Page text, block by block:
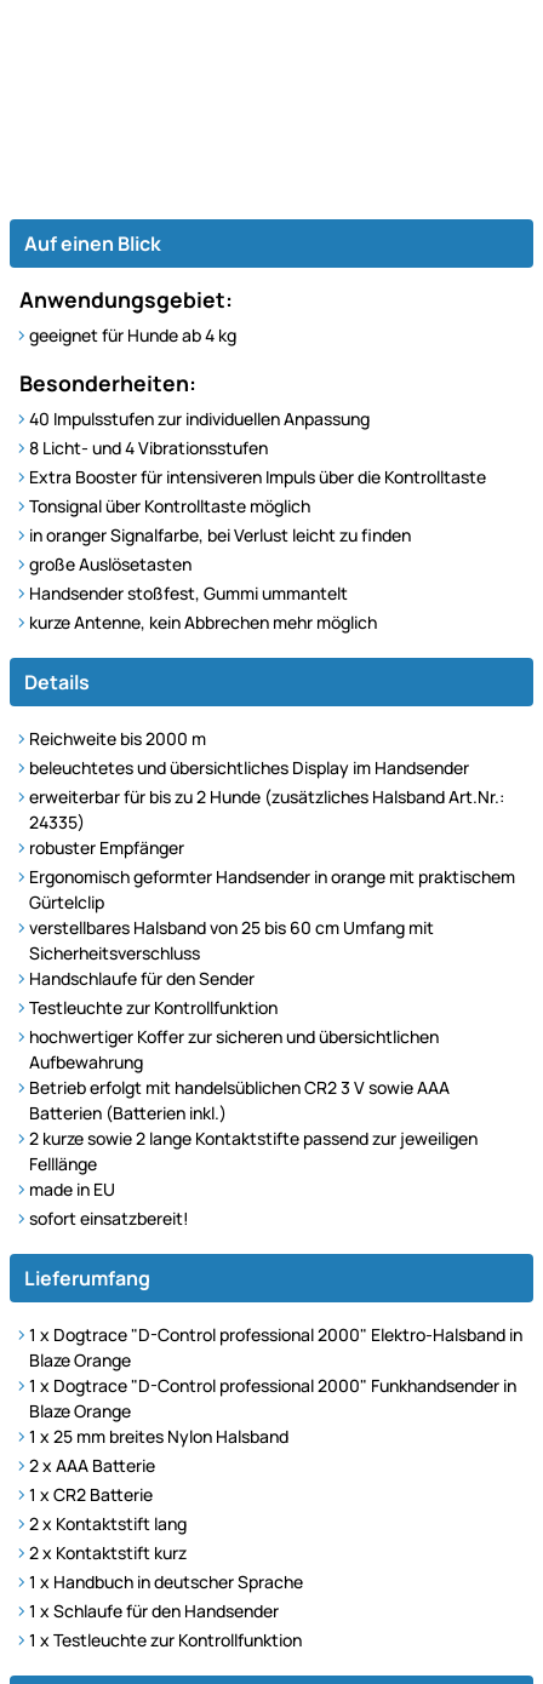
Auf einen Blick
Anwendungsgebiet:
geeignet für Hunde ab 4 kg
Besonderheiten:
40 Impulsstufen zur individuellen Anpassung
8 Licht- und 4 Vibrationsstufen
Extra Booster für intensiveren Impuls über die Kontrolltaste
Tonsignal über Kontrolltaste möglich
in oranger Signalfarbe, bei Verlust leicht zu finden
große Auslösetasten
Handsender stoßfest, Gummi ummantelt
kurze Antenne, kein Abbrechen mehr möglich
Details
Reichweite bis 2000 m
beleuchtetes und übersichtliches Display im Handsender
erweiterbar für bis zu 2 Hunde (zusätzliches Halsband Art.Nr.:
24335)
robuster Empfänger
Ergonomisch geformter Handsender in orange mit praktischem
Gürtelclip
verstellbares Halsband von 25 bis 60 cm Umfang mit
Sicherheitsverschluss
Handschlaufe für den Sender
Testleuchte zur Kontrollfunktion
hochwertiger Koffer zur sicheren und übersichtlichen
Aufbewahrung
Betrieb erfolgt mit handelsüblichen CR2 3 V sowie AAA
Batterien (Batterien inkl.)
2 kurze sowie 2 lange Kontaktstifte passend zur jeweiligen
Felllänge
made in EU
sofort einsatzbereit!
Lieferumfang
1 x Dogtrace "D-Control professional 2000" Elektro-Halsband in
Blaze Orange
1 x Dogtrace "D-Control professional 2000" Funkhandsender in
Blaze Orange
1 x 25 mm breites Nylon Halsband
2 x AAA Batterie
1 x CR2 Batterie
2 x Kontaktstift lang
2 x Kontaktstift kurz
1 x Handbuch in deutscher Sprache
1 x Schlaufe für den Handsender
1 x Testleuchte zur Kontrollfunktion